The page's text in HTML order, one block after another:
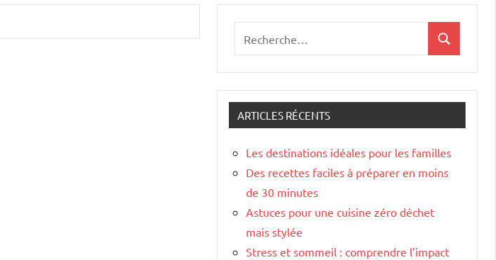
pour
:
Recherche
ARTICLES RÉCENTS
Les destinations idéales pour les familles
Des recettes faciles à préparer en moins
de 30 minutes
Astuces pour une cuisine zéro déchet
mais stylée
Stress et sommeil : comprendre l’impact